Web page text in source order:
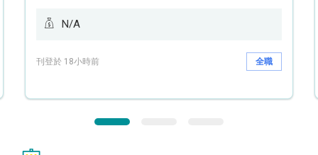
N/A
刊登於 18小時前 全職